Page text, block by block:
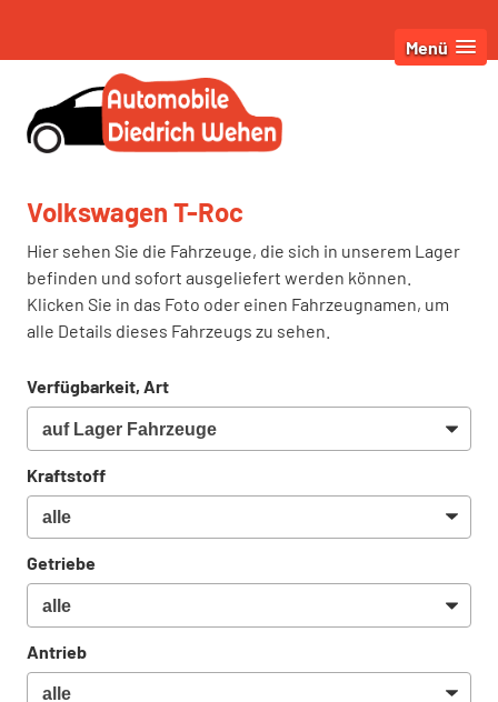
Menü
Volkswagen T-Roc
Hier sehen Sie die Fahrzeuge, die sich in unserem Lager
befinden und sofort ausgeliefert werden können.
Klicken Sie in das Foto oder einen Fahrzeugnamen, um
alle Details dieses Fahrzeugs zu sehen.
Verfügbarkeit, Art
Kraftstoff
Getriebe
Antrieb